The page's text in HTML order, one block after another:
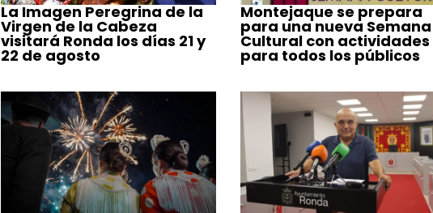
La Imagen Peregrina de la
Virgen de la Cabeza
visitará Ronda los días 21 y
22 de agosto
Montejaque se prepara
para una nueva Semana
Cultural con actividades
para todos los públicos